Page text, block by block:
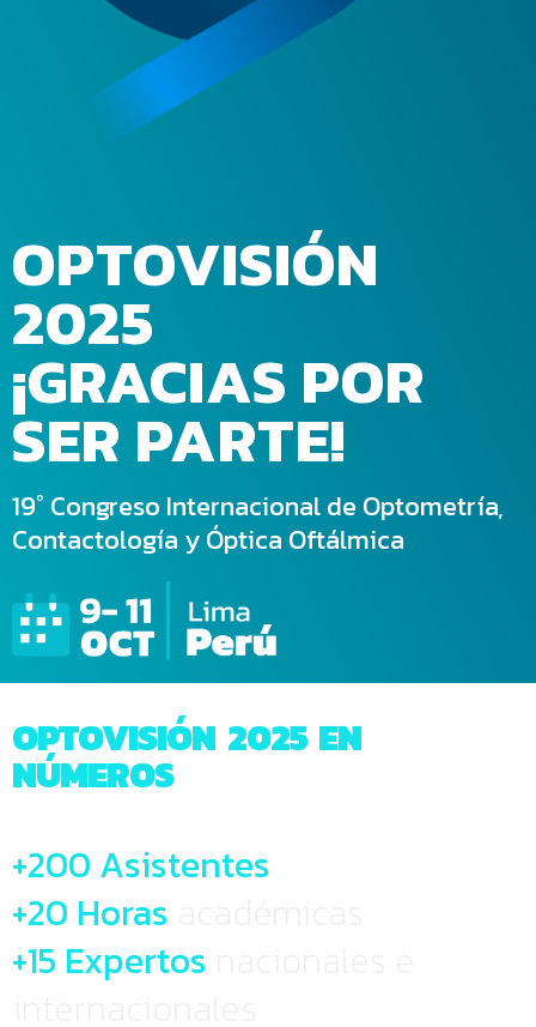
OPTOVISIÓN
2025
¡GRACIAS POR
SER PARTE!
19° Congreso Internacional de Optometría,
Contactología y Óptica Oftálmica
OPTOVISIÓN 2025 EN
NÚMEROS
+200 Asistentes
+20 Horas
+15 Expertos